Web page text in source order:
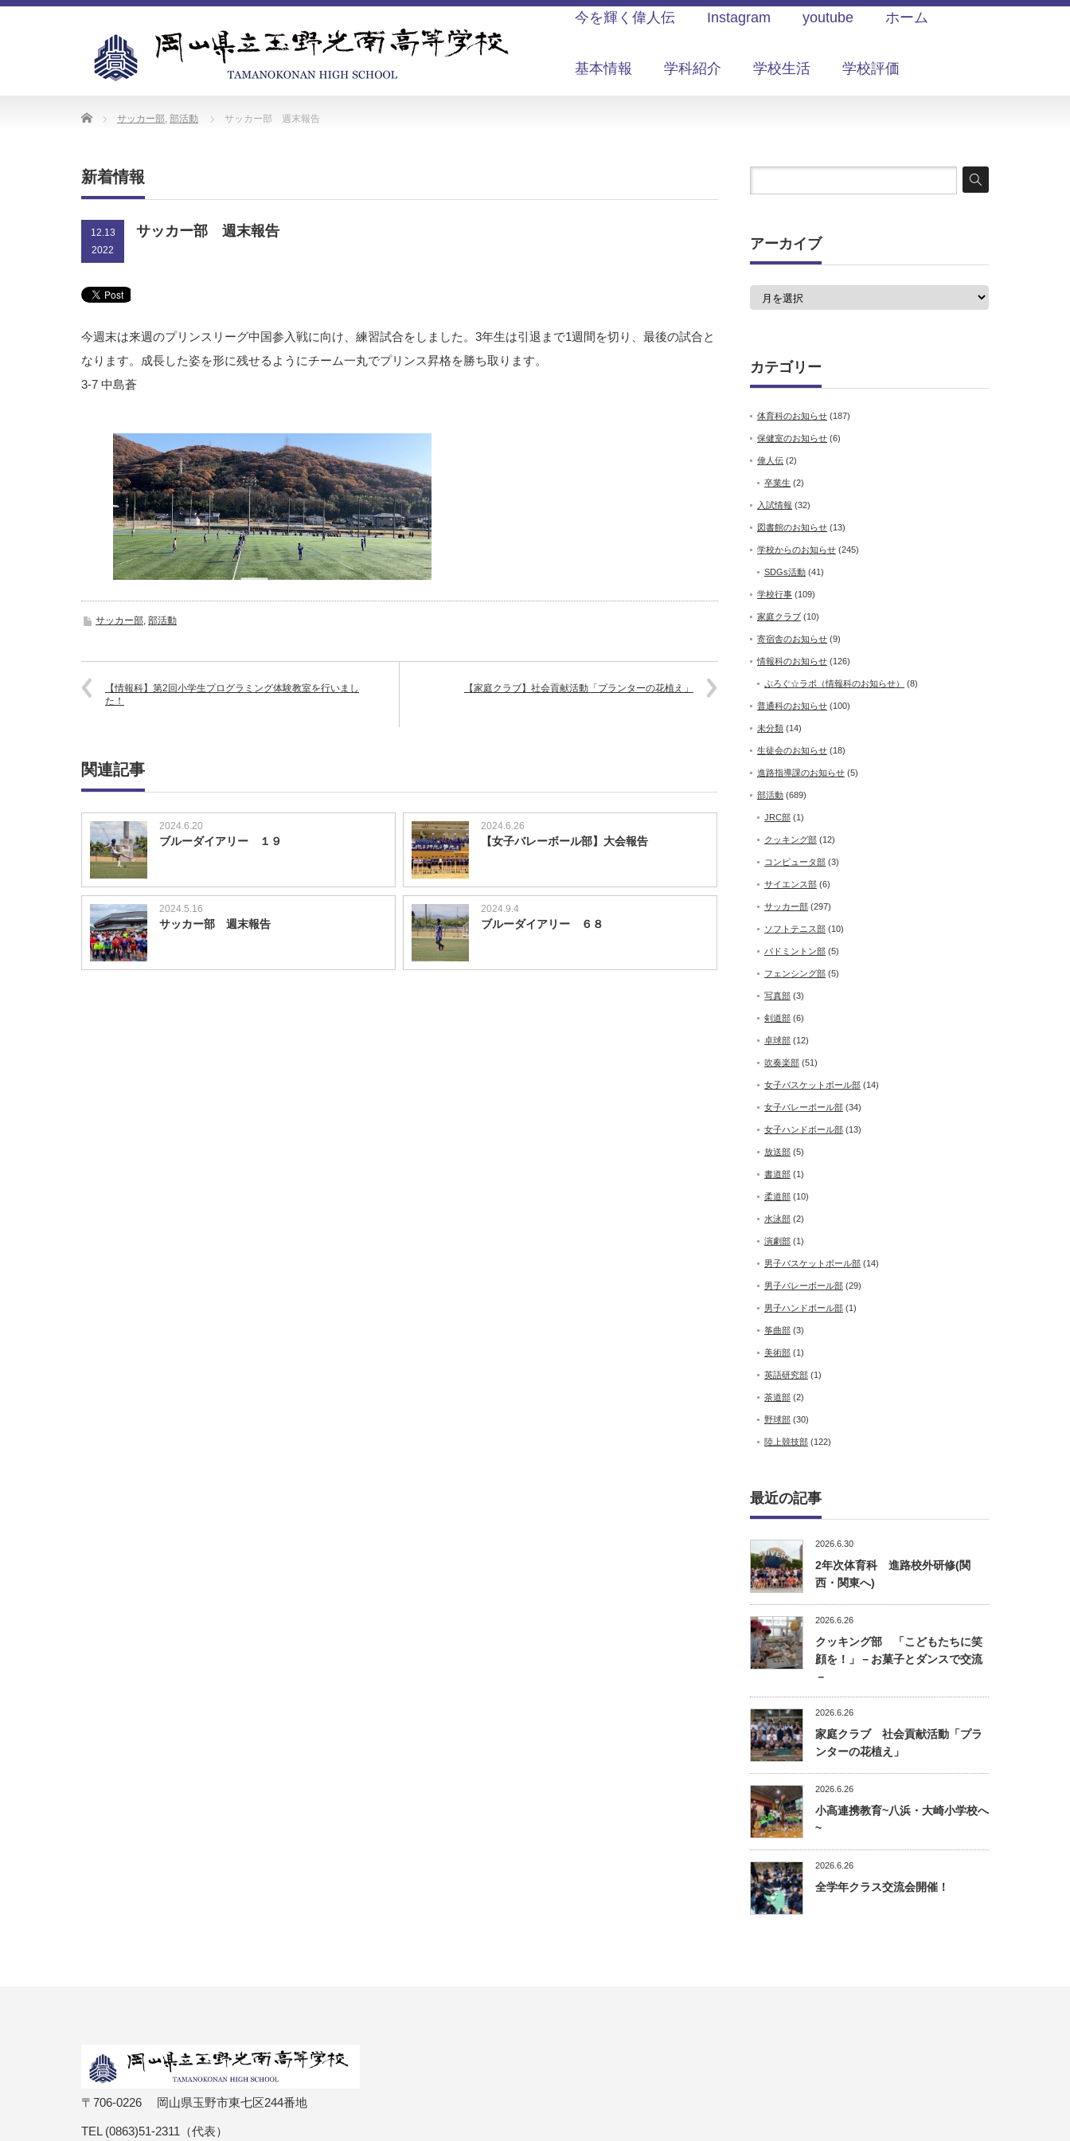
今を輝く偉人伝 Instagram youtube ホーム
基本情報 学科紹介 学校生活 学校評価
Home サッカー部, 部活動 サッカー部 週末報告
新着情報
12.13
2022
サッカー部 週末報告
今週末は来週のプリンスリーグ中国参入戦に向け、練習試合をしました。3年生は引退まで1週間を切り、最後の試合と
なります。成長した姿を形に残せるようにチーム一丸でプリンス昇格を勝ち取ります。
3-7 中島蒼
サッカー部 部活動
【情報科】第2回小学生プログラミング体験教室を行いまし
た！
【家庭クラブ】社会貢献活動「プランターの花植え」
関連記事
2024.6.20
ブルーダイアリー １９
2024.6.26
【女子バレーボール部】大会報告
2024.5.16
サッカー部 週末報告
2024.9.4
ブルーダイアリー ６８
アーカイブ
ア
カテゴリー
体育科のお知らせ (187)
保健室のお知らせ (6)
偉人伝 (2)
卒業生 (2)
入試情報 (32)
図書館のお知らせ (13)
学校からのお知らせ (245)
SDGs活動 (41)
学校行事 (109)
家庭クラブ (10)
寄宿舎のお知らせ (9)
情報科のお知らせ (126)
ぷろぐ☆ラボ（情報科のお知らせ） (8)
普通科のお知らせ (100)
未分類 (14)
生徒会のお知らせ (18)
進路指導課のお知らせ (5)
部活動 (689)
JRC部 (1)
クッキング部 (12)
コンピュータ部 (3)
サイエンス部 (6)
サッカー部 (297)
ソフトテニス部 (10)
バドミントン部 (5)
フェンシング部 (5)
写真部 (3)
剣道部 (6)
卓球部 (12)
吹奏楽部 (51)
女子バスケットボール部 (14)
女子バレーボール部 (34)
女子ハンドボール部 (13)
放送部 (5)
書道部 (1)
柔道部 (10)
水泳部 (2)
演劇部 (1)
男子バスケットボール部 (14)
男子バレーボール部 (29)
男子ハンドボール部 (1)
筝曲部 (3)
美術部 (1)
英語研究部 (1)
茶道部 (2)
野球部 (30)
陸上競技部 (122)
最近の記事
2026.6.30
2年次体育科 進路校外研修(関
西・関東へ)
2026.6.26
クッキング部 「こどもたちに笑
顔を！」－お菓子とダンスで交流
－
2026.6.26
家庭クラブ 社会貢献活動「プラ
ンターの花植え」
2026.6.26
小高連携教育~八浜・大崎小学校へ
~
2026.6.26
全学年クラス交流会開催！
〒706-0226 岡山県玉野市東七区244番地
TEL (0863)51-2311（代表）